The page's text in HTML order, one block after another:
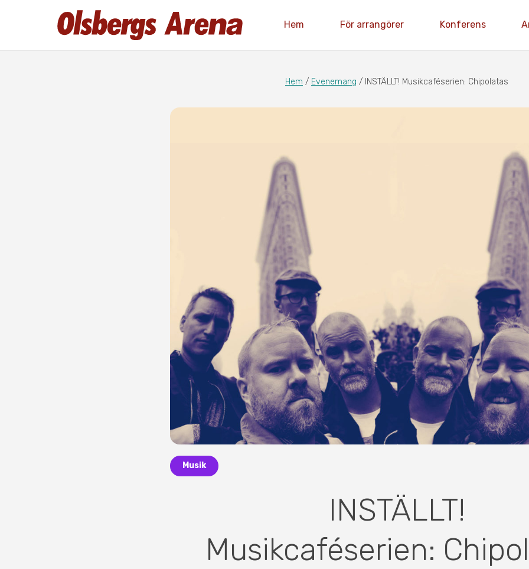
Hem För arrangörer Konferens
Hem / Evenemang / INSTÄLLT! Musikcaféserien: Chipolatas
Musik
INSTÄLLT!
Musikcaféserien: